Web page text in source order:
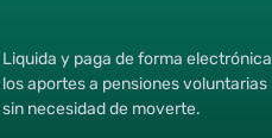
Liquida y paga de forma electrónica
los aportes a pensiones voluntarias
sin necesidad de moverte.